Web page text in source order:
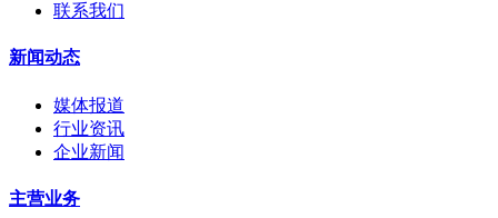
联系我们
新闻动态
媒体报道
行业资讯
企业新闻
主营业务